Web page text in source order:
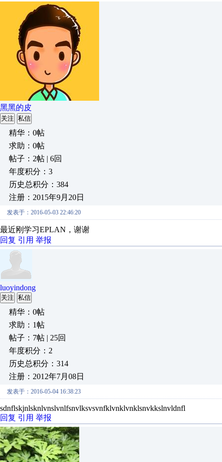
黑黑的皮
关注 私信
精华：0帖
求助：0帖
帖子：2帖 | 6回
年度积分：3
历史总积分：384
注册：2015年9月20日
发表于：2016-05-03 22:46:20
最近刚学习EPLAN，谢谢
回复 引用 举报
luoyindong
关注 私信
精华：0帖
求助：1帖
帖子：7帖 | 25回
年度积分：2
历史总积分：314
注册：2012年7月08日
发表于：2016-05-04 16:38:23
sdnflskjnlsknlvnslvnlfsnvlksvsvnfklvnklvnklsnvkkslnvldnfl
回复 引用 举报